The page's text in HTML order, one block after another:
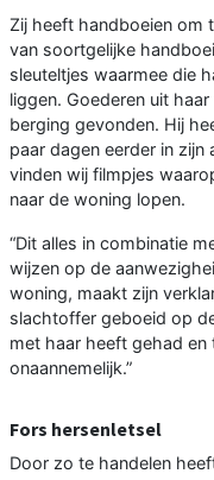
Zij heeft handboeien om
van soortgelijke
sleuteltjes waarmee die
liggen. Goederen uit
berging gevonden. Hij
paar dagen eerder in
vinden wij filmpjes
naar de woning lopen.
“Dit alles in combinatie
wijzen op de
woning, maakt zijn
slachtoffer geboeid op
met haar heeft gehad
onaannemelijk.”
Fors hersenletsel
Door zo te handelen